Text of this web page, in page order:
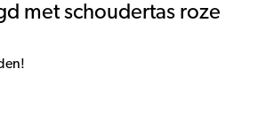
met schoudertas roze